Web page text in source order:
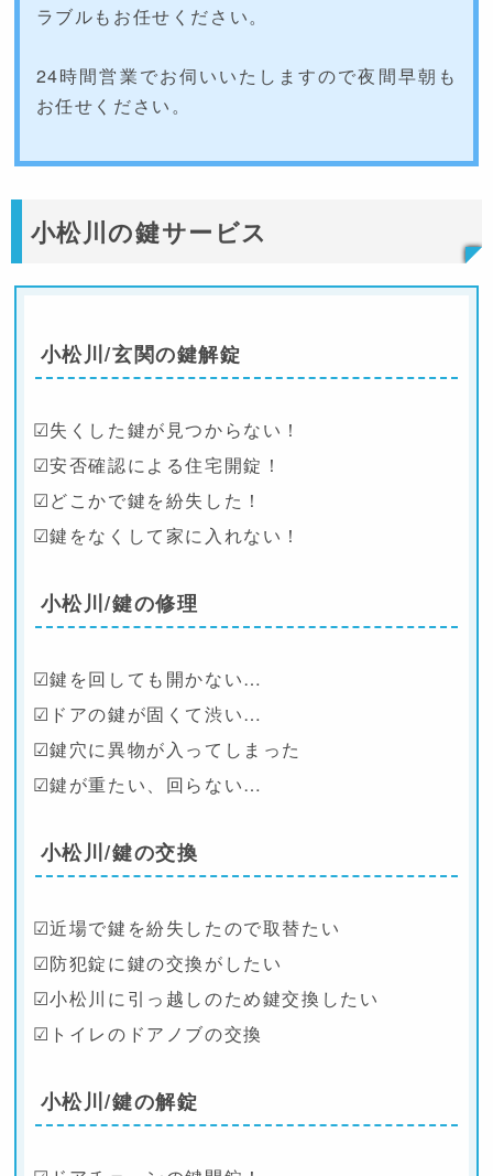
ラブルもお任せください。
24時間営業でお伺いいたしますので夜間早朝も
お任せください。
小松川の鍵サービス
小松川/玄関の鍵解錠
☑失くした鍵が見つからない！
☑安否確認による住宅開錠！
☑どこかで鍵を紛失した！
☑鍵をなくして家に入れない！
小松川/鍵の修理
☑鍵を回しても開かない…
☑ドアの鍵が固くて渋い…
☑鍵穴に異物が入ってしまった
☑鍵が重たい、回らない…
小松川/鍵の交換
☑近場で鍵を紛失したので取替たい
☑防犯錠に鍵の交換がしたい
☑小松川に引っ越しのため鍵交換したい
☑トイレのドアノブの交換
小松川/鍵の解錠